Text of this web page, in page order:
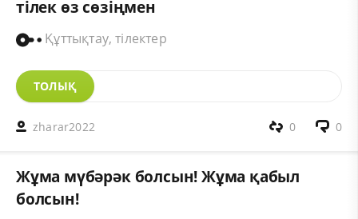
тілек өз сөзіңмен
Құттықтау, тілектер
ТОЛЫҚ
zharar2022 0
0
Жұма мүбәрәк болсын! Жұма қабыл
болсын!